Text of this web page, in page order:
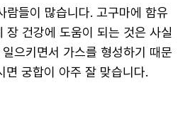
들이 많습니다. 고구마에 함유
건강에 도움이 되는 것은 사실
으키면서 가스를 형성하기 때문
궁합이 아주 잘 맞습니다.